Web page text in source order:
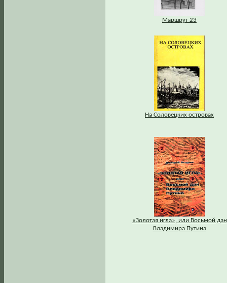
Маршрут 23
На Соловецких островах
«Золотая игла», или Восьмой дан
Владимира Путина